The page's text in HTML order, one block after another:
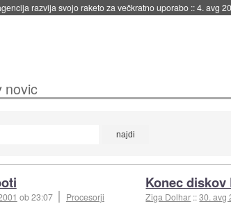
razvija svojo raketo za večkratno uporabo ::4. avg
novic
ob 23:07 Procesorji
Konec diskov
Ziga Dolhar ::30. avg